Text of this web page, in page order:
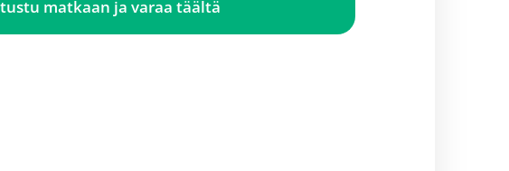
matkaan ja varaa täältä